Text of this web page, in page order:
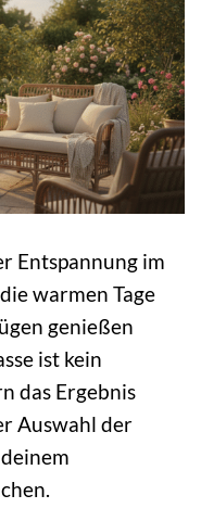
Entspannung im
warmen Tage
genießen
ist kein
das Ergebnis
Auswahl der